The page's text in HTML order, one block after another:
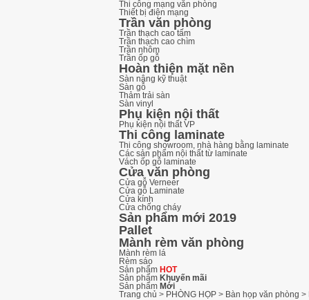
Thi công mạng văn phòng
Thiết bị điện mạng
Trần văn phòng
Trần thạch cao tấm
Trần thạch cao chìm
Trần nhôm
Trần ốp gỗ
Hoàn thiện mặt nền
Sàn nâng kỹ thuật
Sàn gỗ
Thảm trải sàn
Sàn vinyl
Phụ kiện nội thất
Phụ kiện nội thất VP
Thi công laminate
Thi công showroom, nhà hàng bằng laminate
Các sản phẩm nội thất từ laminate
Vách ốp gỗ laminate
Cửa văn phòng
Cửa gỗ Verneer
Cửa gỗ Laminate
Cửa kính
Cửa chống cháy
Sản phẩm mới 2019
Pallet
Mành rèm văn phòng
Mành rèm lá
Rèm sáo
Sản phẩm HOT
Sản phẩm Khuyến mãi
Sản phẩm Mới
Trang chủ > PHÒNG HỌP > Bàn họp văn phòng >